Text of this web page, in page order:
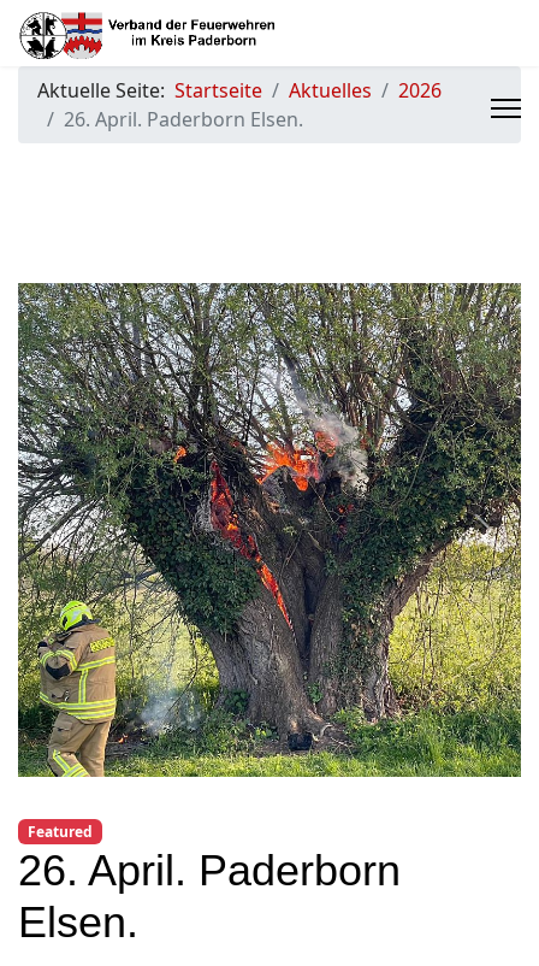
Aktuelle Seite: Startseite Aktuelles
2026
26. April. Paderborn Elsen.
Previous Next
Featured
26. April. Paderborn
Elsen.